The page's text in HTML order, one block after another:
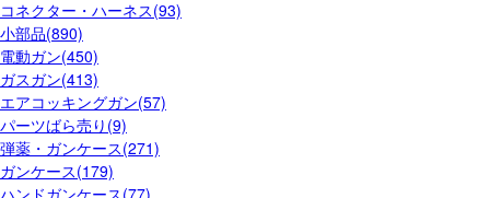
コネクター・ハーネス(93)
小部品(890)
電動ガン(450)
ガスガン(413)
エアコッキングガン(57)
パーツばら売り(9)
弾薬・ガンケース(271)
ガンケース(179)
ハンドガンケース(77)